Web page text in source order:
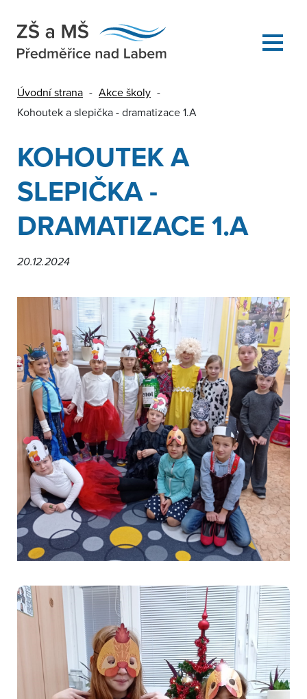
Úvodní strana - Akce školy -
Kohoutek a slepička - dramatizace 1.A
KOHOUTEK A
SLEPIČKA -
DRAMATIZACE 1.A
20.12.2024